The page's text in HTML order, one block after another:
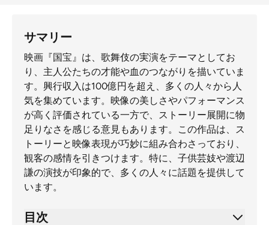
サマリー
映画『国宝』は、歌舞伎の実演をテーマとしてお
り、主人公たちの才能や血のつながりを描いていま
す。興行収入は100億円を超え、多くの人々から人
気を集めています。映像の美しさやパフォーマンス
が高く評価されている一方で、ストーリー展開に物
足りなさを感じる意見もあります。この作品は、ス
トーリーと映像表現が巧妙に組み合わさっており、
観客の感情を引きつけます。特に、子供芸妓や渡辺
謙の演技が印象的で、多くの人々に話題を提供して
います。
目次